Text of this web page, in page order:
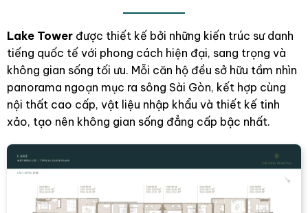
Lake Tower được thiết kế bởi những kiến trúc sư danh
tiếng quốc tế với phong cách hiện đại, sang trọng và
không gian sống tối ưu. Mỗi căn hộ đều sở hữu tầm nhìn
panorama ngoạn mục ra sông Sài Gòn, kết hợp cùng
nội thất cao cấp, vật liệu nhập khẩu và thiết kế tinh
xảo, tạo nên không gian sống đẳng cấp bậc nhất.